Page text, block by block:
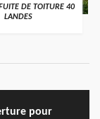
DE TOITURE 40
LANDES
pour